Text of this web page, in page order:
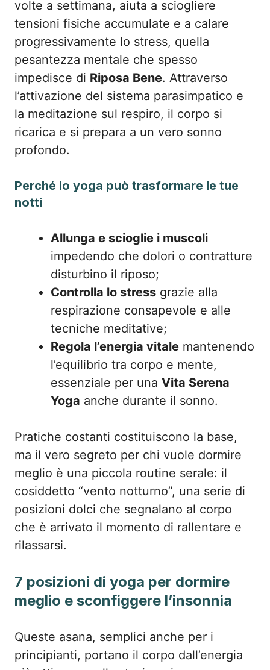
volte a settimana, aiuta a sciogliere
tensioni fisiche accumulate e a calare
progressivamente lo stress, quella
pesantezza mentale che spesso
impedisce di Riposa Bene. Attraverso
l’attivazione del sistema parasimpatico e
la meditazione sul respiro, il corpo si
ricarica e si prepara a un vero sonno
profondo.
Perché lo yoga può trasformare le tue
notti
Allunga e scioglie i muscoli
impedendo che dolori o contratture
disturbino il riposo;
Controlla lo stress grazie alla
respirazione consapevole e alle
tecniche meditative;
Regola l’energia vitale mantenendo
l’equilibrio tra corpo e mente,
essenziale per una Vita Serena
Yoga anche durante il sonno.
Pratiche costanti costituiscono la base,
ma il vero segreto per chi vuole dormire
meglio è una piccola routine serale: il
cosiddetto “vento notturno”, una serie di
posizioni dolci che segnalano al corpo
che è arrivato il momento di rallentare e
rilassarsi.
7 posizioni di yoga per dormire
meglio e sconfiggere l’insonnia
Queste asana, semplici anche per i
principianti, portano il corpo dall’energia